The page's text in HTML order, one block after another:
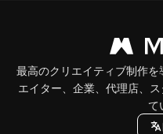
最高のクリエイティブ制作
エイター、企業、代理店、
て